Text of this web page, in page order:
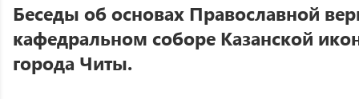
Беседы об основах Православной
кафедральном соборе Казанской
города Читы.